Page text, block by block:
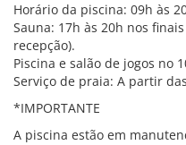
Horário da piscina: 09h às
Sauna: 17h às 20h nos
recepção).
Piscina e salão de jogos no
Serviço de praia: A partir
*IMPORTANTE
A piscina estão em